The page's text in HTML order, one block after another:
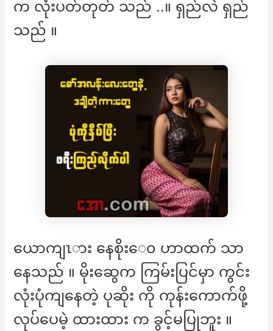
က လုံးပတ်တုတ် သည် ..။ ရှည်လဲ ရှည်
သည် ။
ယောကျၤား နေစိုးေ၀ ဟာထက် သာ
နေသည် ။ မိုးဆွေက ကြမ်းပြင်မှာ ကွင်း
လုံးပုံကျနေတဲ့ ပုဆိုး ကို ကုန်းကောက်ဖို့
လုပ်ပေမဲ့ ထားထား က ခွင့်မပြုဘူး ။